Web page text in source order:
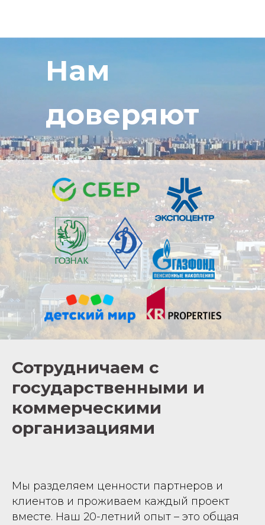
Нам
доверяют
Сотрудничаем с
государственными и
коммерческими
организациями
Мы разделяем ценности партнеров и
клиентов и проживаем каждый проект
вместе. Наш 20-летний опыт – это общая